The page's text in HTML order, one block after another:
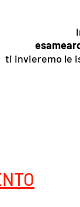
ti invieremo le